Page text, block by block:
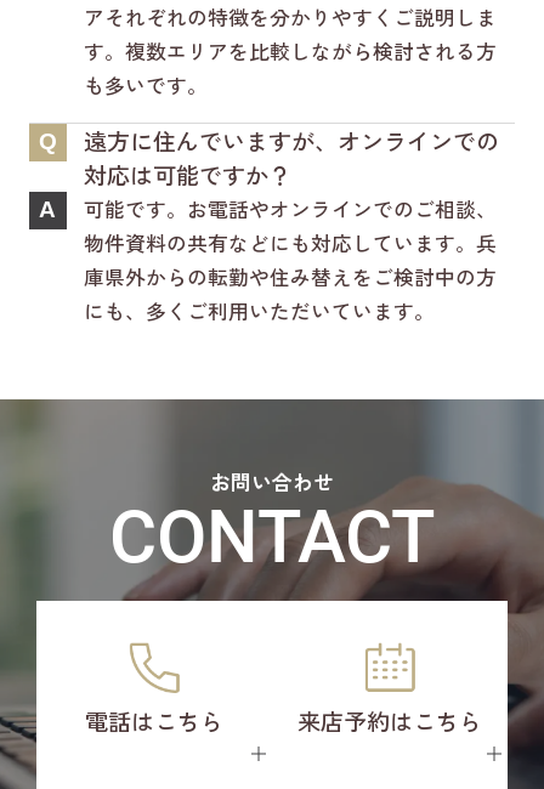
アそれぞれの特徴を分かりやすくご説明しま
す。複数エリアを比較しながら検討される方
も多いです。
Q
遠方に住んでいますが、オンラインでの
対応は可能ですか？
A
可能です。お電話やオンラインでのご相談、
物件資料の共有などにも対応しています。兵
庫県外からの転勤や住み替えをご検討中の方
にも、多くご利用いただいています。
お問い合わせ
CONTACT
電話はこちら 来店予約はこちら